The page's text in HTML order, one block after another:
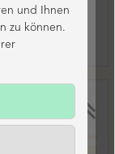
Sch, S
und Ihnen
zu können.